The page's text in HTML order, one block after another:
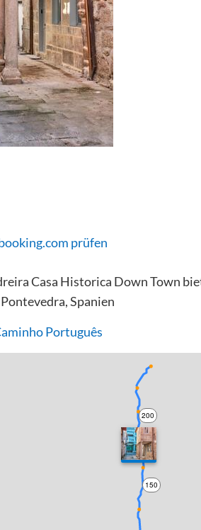
prüfen
Casa Historica Down Town
Spanien
Português
150
200